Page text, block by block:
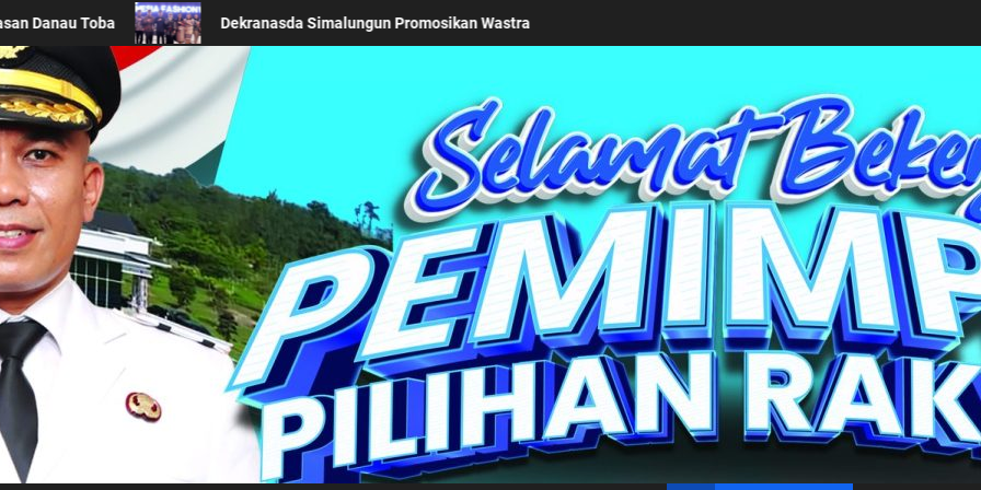
di Acara BTN Indonesia Fashion Week 2026 Keseriusan Pemkab Simalungun bersama Kemendagri Kawal Investasi
Simalungun